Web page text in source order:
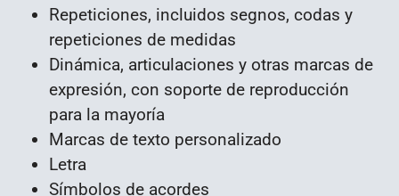
Repeticiones, incluidos segnos, codas y
repeticiones de medidas
Dinámica, articulaciones y otras marcas de
expresión, con soporte de reproducción
para la mayoría
Marcas de texto personalizado
Letra
Símbolos de acordes